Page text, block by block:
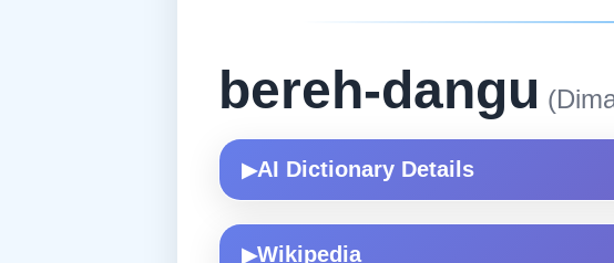
bereh-dangu
▶AI Dictionary Details
▶Wikipedia